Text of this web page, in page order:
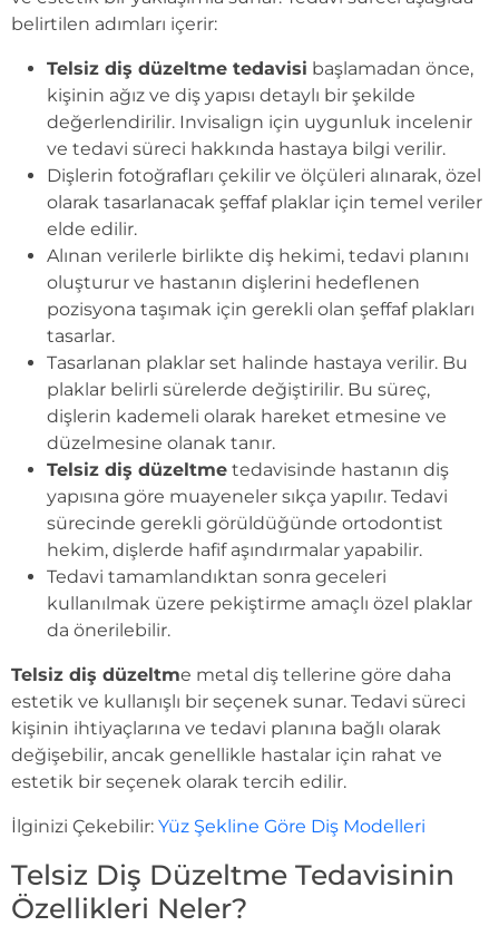
belirtilen adımları içerir:
Telsiz diş düzeltme tedavisi başlamadan önce,
kişinin ağız ve diş yapısı detaylı bir şekilde
değerlendirilir. Invisalign için uygunluk incelenir
ve tedavi süreci hakkında hastaya bilgi verilir.
Dişlerin fotoğrafları çekilir ve ölçüleri alınarak, özel
olarak tasarlanacak şeffaf plaklar için temel veriler
elde edilir.
Alınan verilerle birlikte diş hekimi, tedavi planını
oluşturur ve hastanın dişlerini hedeflenen
pozisyona taşımak için gerekli olan şeffaf plakları
tasarlar.
Tasarlanan plaklar set halinde hastaya verilir. Bu
plaklar belirli sürelerde değiştirilir. Bu süreç,
dişlerin kademeli olarak hareket etmesine ve
düzelmesine olanak tanır.
Telsiz diş düzeltme tedavisinde hastanın diş
yapısına göre muayeneler sıkça yapılır. Tedavi
sürecinde gerekli görüldüğünde ortodontist
hekim, dişlerde hafif aşındırmalar yapabilir.
Tedavi tamamlandıktan sonra geceleri
kullanılmak üzere pekiştirme amaçlı özel plaklar
da önerilebilir.
Telsiz diş düzeltme metal diş tellerine göre daha
estetik ve kullanışlı bir seçenek sunar. Tedavi süreci
kişinin ihtiyaçlarına ve tedavi planına bağlı olarak
değişebilir, ancak genellikle hastalar için rahat ve
estetik bir seçenek olarak tercih edilir.
İlginizi Çekebilir: Yüz Şekline Göre Diş Modelleri
Telsiz Diş Düzeltme Tedavisinin
Özellikleri Neler?